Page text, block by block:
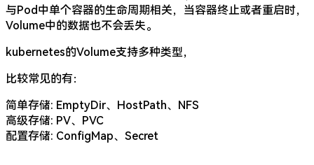
与Pod中单个容器的生命周期相关，当容器终止或者重启时，
Volume中的数据也不会丢失。
kubernetes的Volume支持多种类型，
比较常见的有：
简单存储: EmptyDir、HostPath、NFS
高级存储: PV、PVC
配置存储: ConfigMap、Secret